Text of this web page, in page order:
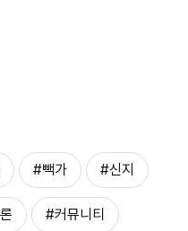
#빽가 #신지
#커뮤니티